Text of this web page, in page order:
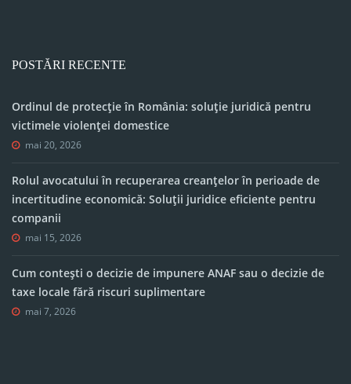
POSTĂRI RECENTE
Ordinul de protecție în România: soluție juridică pentru
victimele violenței domestice
mai 20, 2026
Rolul avocatului în recuperarea creanțelor în perioade de
incertitudine economică: Soluții juridice eficiente pentru
companii
mai 15, 2026
Cum contești o decizie de impunere ANAF sau o decizie de
taxe locale fără riscuri suplimentare
mai 7, 2026